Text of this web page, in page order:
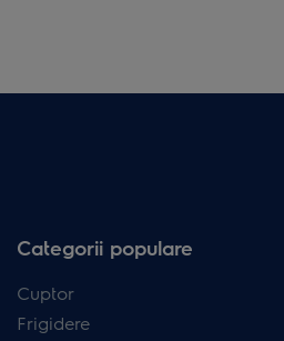
Categorii populare
Cuptor
Frigidere